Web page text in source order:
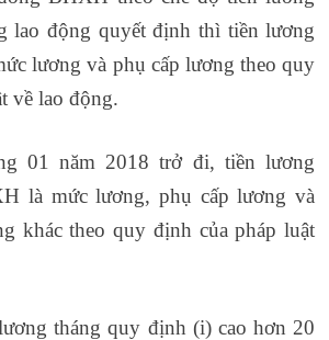
lao động quyết định thì tiền lương
lương và phụ cấp lương theo quy
về lao động.
01 năm 2018 trở đi, tiền lương
là mức lương, phụ cấp lương và
khác theo quy định của pháp luật
tháng quy định (i) cao hơn 20